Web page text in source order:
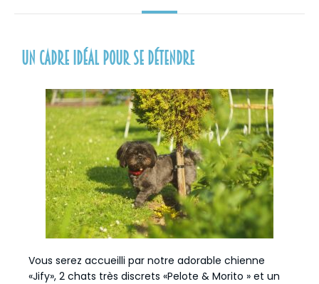
Un cadre idéal pour se détendre
Vous serez accueilli par notre adorable chienne
«Jify», 2 chats très discrets «Pelote & Morito » et un